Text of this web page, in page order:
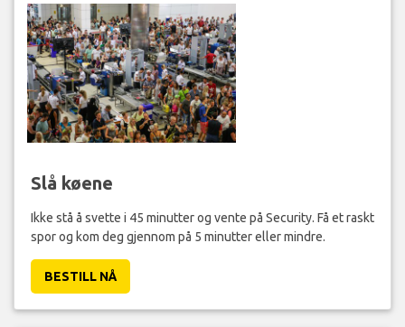
Slå køene
Ikke stå å svette i 45 minutter og vente på Security. Få et raskt
spor og kom deg gjennom på 5 minutter eller mindre.
BESTILL NÅ